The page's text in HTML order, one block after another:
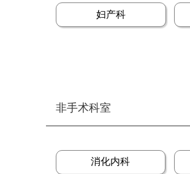
妇产科
消化内科
非手术科室